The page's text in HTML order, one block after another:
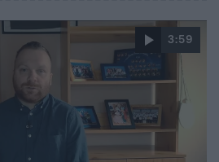
3:59